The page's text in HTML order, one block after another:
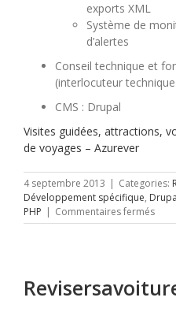
exports XML
Système de
d’alertes
Conseil technique et
(interlocuteur
CMS : Drupal
Visites guidées, attractions,
de voyages – Azurever
4 septembre 2013 | Categories:
Développement spécifique,
PHP | Commentaires ferméssur